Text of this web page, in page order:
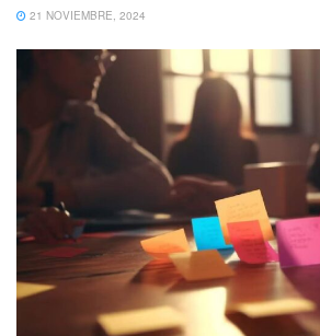
21 NOVIEMBRE, 2024